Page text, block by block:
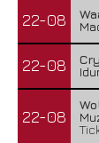
22-08
22-08
22-08